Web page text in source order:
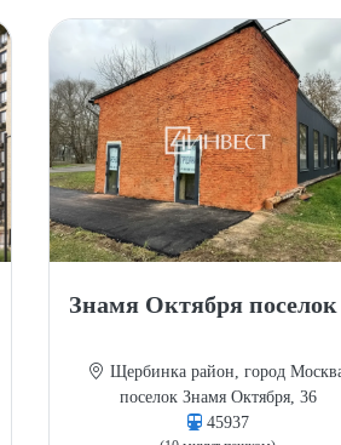
Знамя Октября поселок
Щербинка район, город
поселок Знамя Октября, 36
45937